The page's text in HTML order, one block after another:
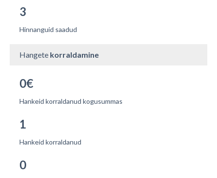
3
Hinnanguid saadud
Hangete korraldamine
0€
Hankeid korraldanud kogusummas
1
Hankeid korraldanud
0